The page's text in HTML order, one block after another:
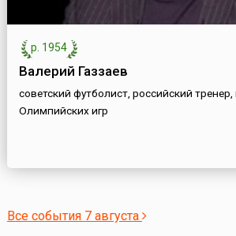
р. 1954
Валерий Газзаев
советский футболист, российский тренер,
Олимпийских игр
Все события 7 августа